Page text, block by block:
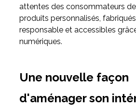
attentes des consommateurs
produits personnalisés,
responsable et accessibles
numériques.
Une nouvelle façon
d'aménager son